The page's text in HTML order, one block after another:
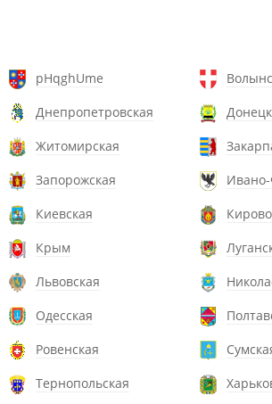
pHqghUme
Днепропетровская
Житомирская
Запорожская
Киевская
Крым
Львовская
Одесская
Ровенская
Тернопольская